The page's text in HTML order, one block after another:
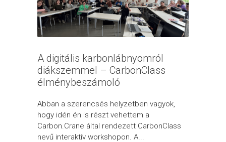
A digitális karbonlábnyomról
diákszemmel – CarbonClass
élménybeszámoló
Abban a szerencsés helyzetben vagyok,
hogy idén én is részt vehettem a
Carbon.Crane által rendezett CarbonClass
nevű interaktív workshopon. A...